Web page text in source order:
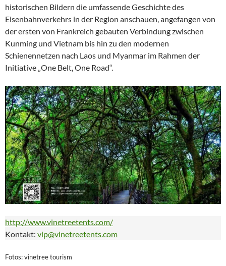
historischen Bildern die umfassende Geschichte des
Eisenbahnverkehrs in der Region anschauen, angefangen von
der ersten von Frankreich gebauten Verbindung zwischen
Kunming und Vietnam bis hin zu den modernen
Schienennetzen nach Laos und Myanmar im Rahmen der
Initiative „One Belt, One Road“.
http://www.vinetreetents.com/
Kontakt: vip@vinetreetents.com
Fotos: vinetree tourism